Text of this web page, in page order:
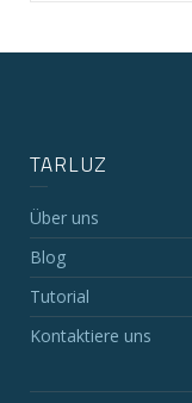
TARLUZ
Über uns
Blog
Tutorial
Kontaktiere uns